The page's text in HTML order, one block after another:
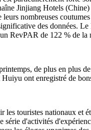
Jinjiang Hotels
nombreuses
des données.
RevPAR de 122 % de la
de plus en plus
ont enregistré de
les touristes nationaux
d'activités